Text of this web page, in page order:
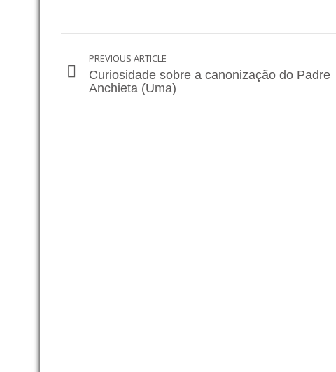
PREVIOUS ARTICLE
Curiosidade sobre a canonização do Padre
Anchieta (Uma)